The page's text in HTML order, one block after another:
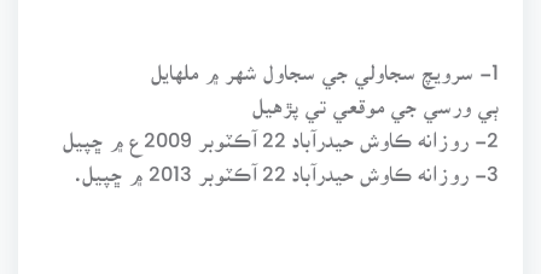
1- سرويچ سجاولي جي سجاول شهر ۾ ملهايل
ٻي ورسي جي موقعي تي پڙهيل
2- روزانه ڪاوش حيدرآباد 22 آڪٽوبر 2009ع ۾ ڇپيل
3- روزانه ڪاوش حيدرآباد 22 آڪٽوبر 2013 ۾ ڇپيل.